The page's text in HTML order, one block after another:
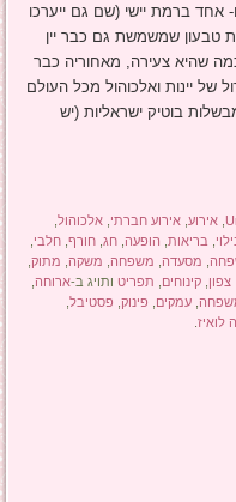
אחד ברמת יישי (שם גם ייערכו
טבעון שמשמשת גם כבר יין
שהיא צעירה, מאחוריה כבר
של יינות ואלכוהול מכל העולם
בוטיק ישראליות (יש
,אירוע ,אירוע חברתי ,אלכוהול
בריאות הופעה ,חג ,חורף ,חלבי
מסעדה משפחה משקה מתוק
,צפון ,קינוחים תפריט ותויג ב-ארוחה
,עמקים פינוק פסטיבל
לואיז